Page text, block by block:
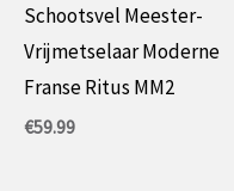
Schootsvel Meester-
Vrijmetselaar Moderne
Franse Ritus MM2
€59.99